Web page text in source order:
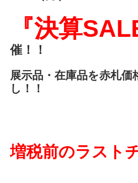
『決算
催！！
展示品・在庫品を赤札価
し！！
増税前のラスト